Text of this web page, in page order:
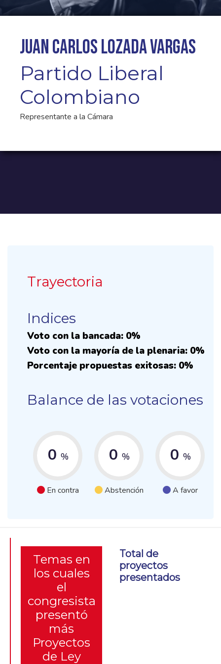
Juan Carlos Lozada Vargas
Partido Liberal
Colombiano
Representante a la Cámara
Trayectoria
Indices
Voto con la bancada: 0%
Voto con la mayoría de la plenaria: 0%
Porcentaje propuestas exitosas: 0%
Balance de las votaciones
0 %
En contra
0 %
Abstención
0 %
A favor
Temas en
los cuales
el
congresista
presentó
más
Proyectos
de Ley
Total de
proyectos
presentados